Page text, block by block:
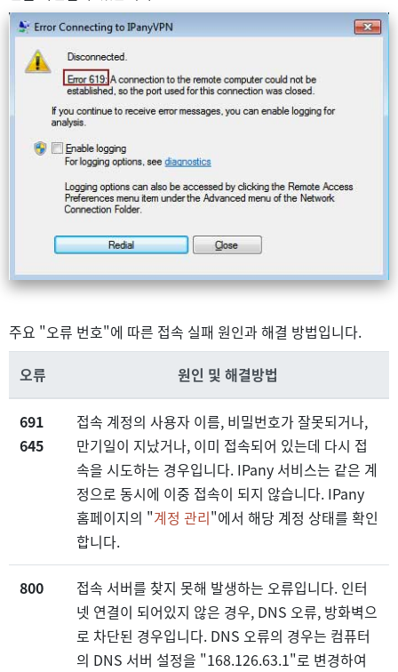
주요 "오류 번호"에 따른 접속 실패 원인과 해결 방법입니다.
오류
원인 및 해결방법
691
645
접속 계정의 사용자 이름, 비밀번호가 잘못되거나,
만기일이 지났거나, 이미 접속되어 있는데 다시 접
속을 시도하는 경우입니다. IPany 서비스는 같은 계
정으로 동시에 이중 접속이 되지 않습니다. IPany
홈페이지의 "계정 관리"에서 해당 계정 상태를 확인
합니다.
800
접속 서버를 찾지 못해 발생하는 오류입니다. 인터
넷 연결이 되어있지 않은 경우, DNS 오류, 방화벽으
로 차단된 경우입니다. DNS 오류의 경우는 컴퓨터
의 DNS 서버 설정을 "168.126.63.1"로 변경하여